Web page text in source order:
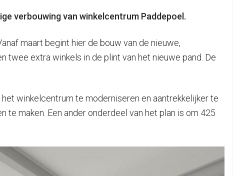
verbouwing van winkelcentrum Paddepoel.
maart begint hier de bouw van de nieuwe,
extra winkels in de plint van het nieuwe pand. De
winkelcentrum te moderniseren en aantrekkelijker te
maken. Een ander onderdeel van het plan is om 425